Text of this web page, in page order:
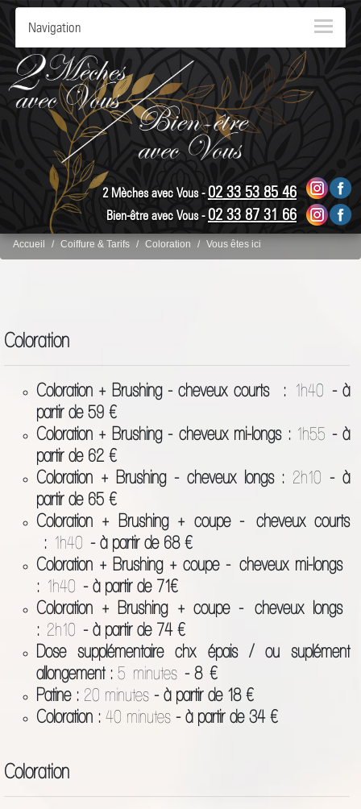
Navigation
2 Mèches avec Vous - 02 33 53 85 46
Bien-être avec Vous -02 33 87 31 66
Accueil Coiffure & Tarifs Coloration Vous êtes ici
Coloration
Coloration + Brushing - cheveux courts : 1h40 - à
partir de 59 €
Coloration + Brushing - cheveux mi-longs :1h55 - à
partir de 62 €
Coloration + Brushing - cheveux longs : 2h10 - à
partir de 65 €
Coloration + Brushing + coupe - cheveux courts
: 1h40 - à partir de 68 €
Coloration + Brushing + coupe - cheveux mi-longs
: 1h40 - à partir de 71€
Coloration + Brushing + coupe - cheveux longs
: 2h10 - à partir de 74 €
Dose supplémentaire chx épais / ou suplément
allongement : 5 minutes - 8 €
Patine : 20 minutes - à partir de 18 €
Coloration : 40 minutes - à partir de 34 €
Coloration